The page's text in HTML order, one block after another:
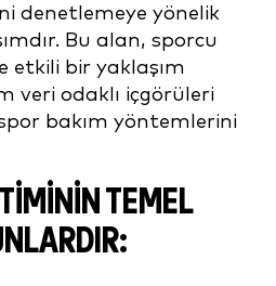
denetlemeye yönelik
Bu alan, sporcu
etkili bir yaklaşım
veri odaklı içgörüleri
bakım yöntemlerini
TEMEL